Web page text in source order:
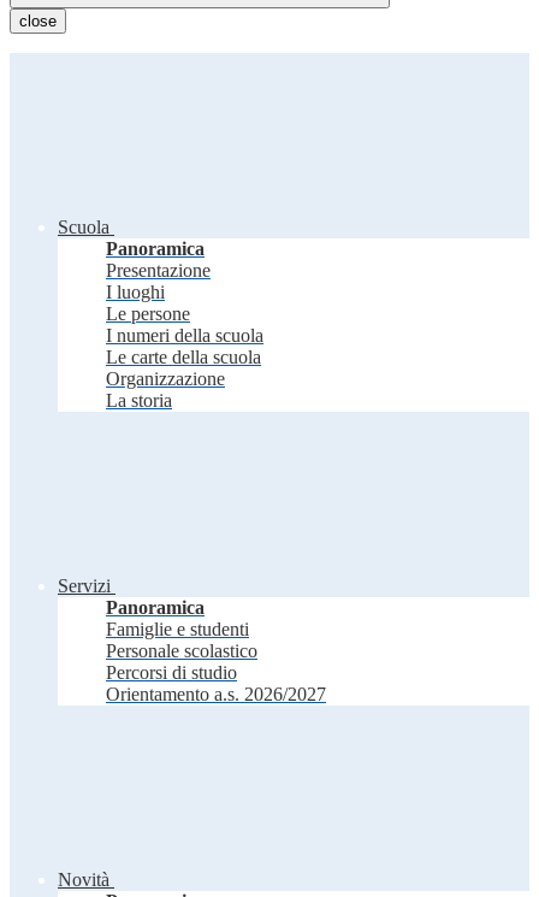
close
Scuola
Panoramica
Presentazione
I luoghi
Le persone
I numeri della scuola
Le carte della scuola
Organizzazione
La storia
Servizi
Panoramica
Famiglie e studenti
Personale scolastico
Percorsi di studio
Orientamento a.s. 2026/2027
Novità